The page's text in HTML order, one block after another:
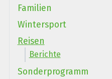
Familien
Wintersport
Reisen
Berichte
Sonderprogramm